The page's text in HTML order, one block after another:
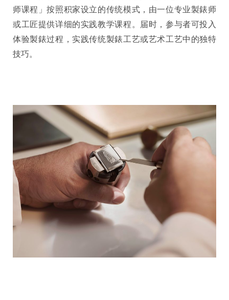
师课程」按照积家设立的传统模式，由一位专业製錶师
或工匠提供详细的实践教学课程。届时，参与者可投入
体验製錶过程，实践传统製錶工艺或艺术工艺中的独特
技巧。